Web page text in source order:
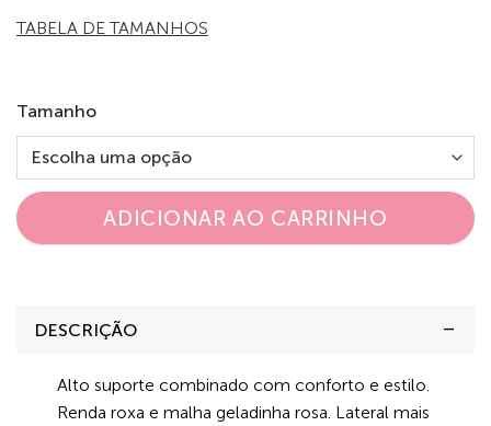
TABELA DE TAMANHOS
Tamanho
ADICIONAR AO CARRINHO
DESCRIÇÃO
Alto suporte combinado com conforto e estilo.
Renda roxa e malha geladinha rosa. Lateral mais